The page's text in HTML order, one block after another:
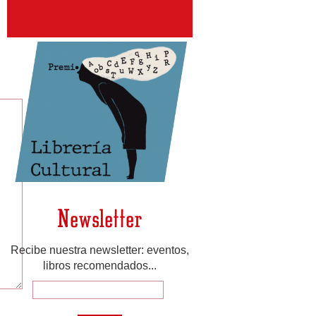
Newsletter
Recibe nuestra newsletter: eventos,
libros recomendados...